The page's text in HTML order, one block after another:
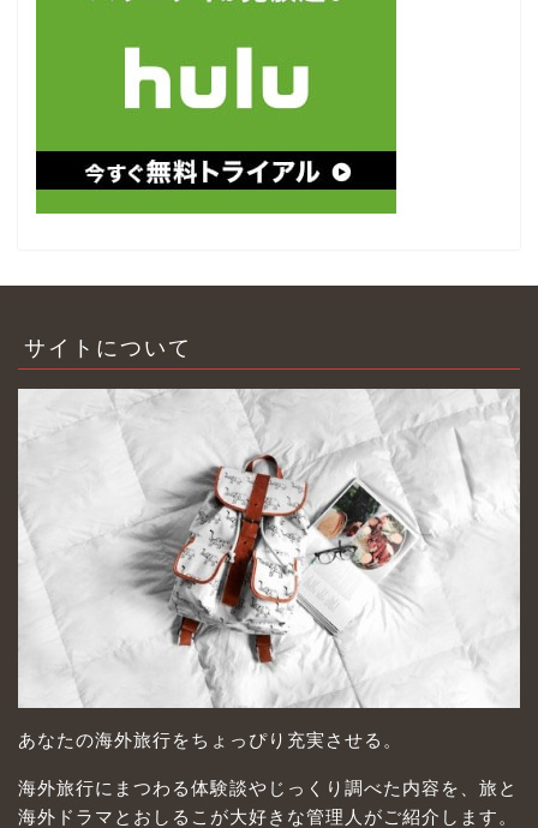
サイトについて
あなたの海外旅行をちょっぴり充実させる。
海外旅行にまつわる体験談やじっくり調べた内容を、旅と
海外ドラマとおしるこが大好きな管理人がご紹介します。